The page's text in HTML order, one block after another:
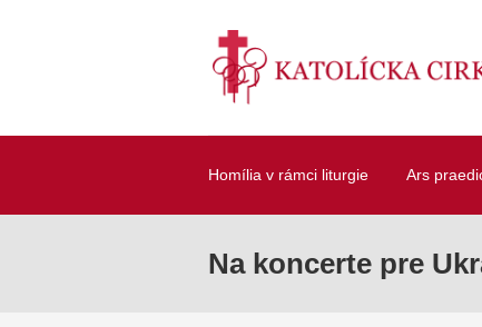
Homília v rámci liturgie Ars
Na koncerte pre